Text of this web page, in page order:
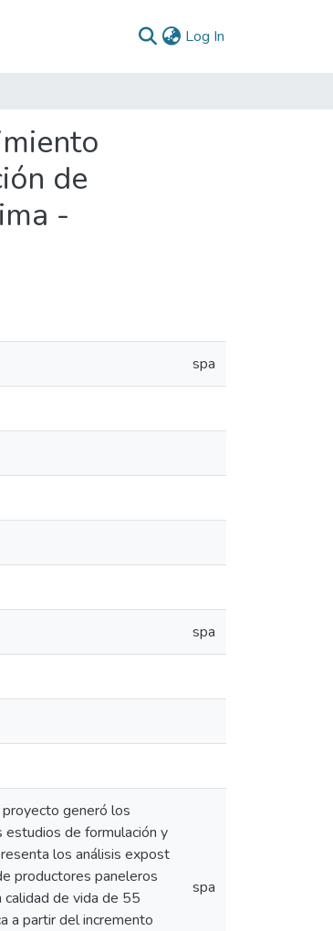
Log In
de
-
spa
spa
generó los
de formulación y
los análisis expost
productores paneleros
de vida de 55
a partir del incremento
spa